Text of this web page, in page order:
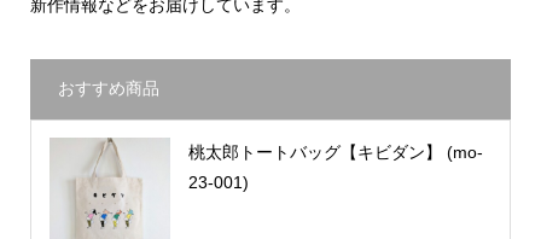
新作情報などをお届けしています。
おすすめ商品
桃太郎トートバッグ【キビダン】 (mo-
23-001)